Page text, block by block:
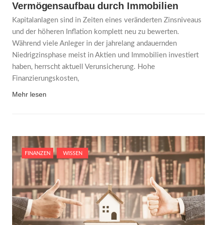
Vermögensaufbau durch Immobilien
Kapitalanlagen sind in Zeiten eines veränderten Zinsniveaus
und der höheren Inflation komplett neu zu bewerten.
Während viele Anleger in der jahrelang andauernden
Niedrigzinsphase meist in Aktien und Immobilien investiert
haben, herrscht aktuell Verunsicherung. Hohe
Finanzierungskosten,
Mehr lesen
FINANZEN WISSEN